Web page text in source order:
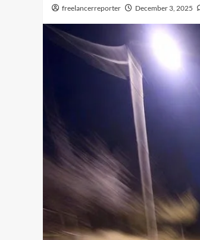
freelancerreporter December 3, 2025